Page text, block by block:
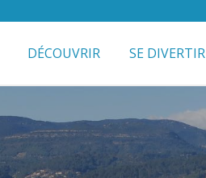
DÉCOUVRIR SE DIVERTIR